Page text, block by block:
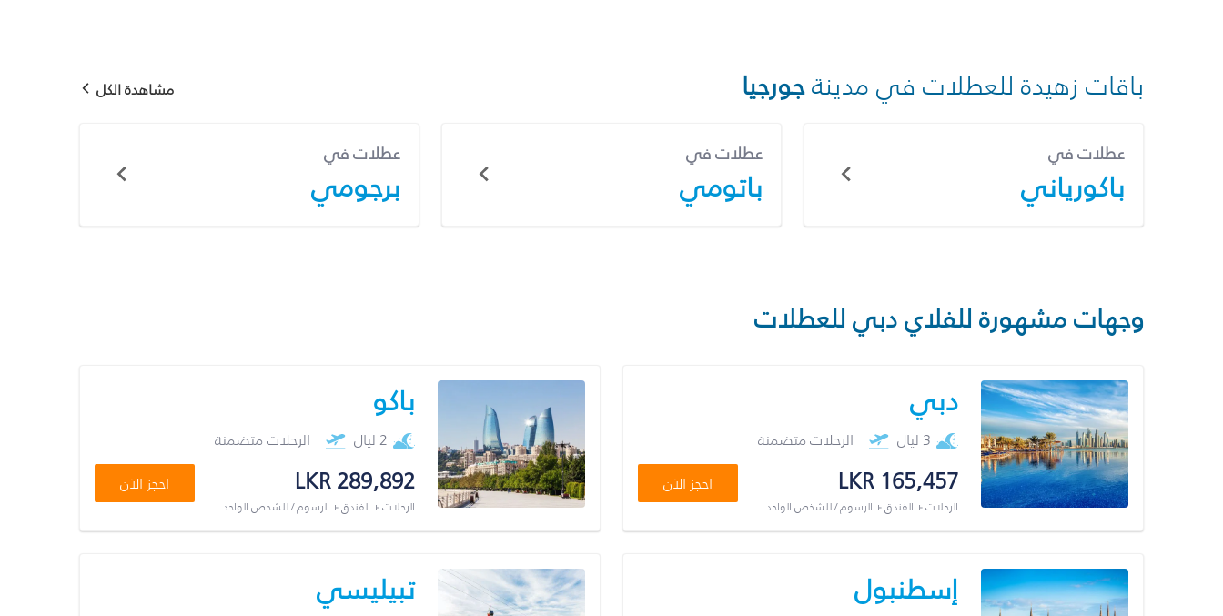
باقات زهيدة للعطلات في مدينةجورجيا مشاهدة الكل
عطلات في
باكورياني
عطلات في
باتومي
عطلات في
برجومي
وجهات مشهورة للفلاي دبي للعطلات
دبي
3 ليال الرحلات متضمنة
LKR 165,457
الرحلات + الفندق + الرسوم / للشخص الواحد
احجز الآن
باكو
2 ليال الرحلات متضمنة
LKR 289,892
الرحلات + الفندق + الرسوم / للشخص الواحد
احجز الآن
إسطنبول تبيليسي